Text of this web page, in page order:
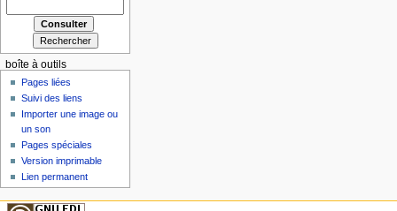
boîte à outils
Pages liées
Suivi des liens
Importer une image ou
un son
Pages spéciales
Version imprimable
Lien permanent